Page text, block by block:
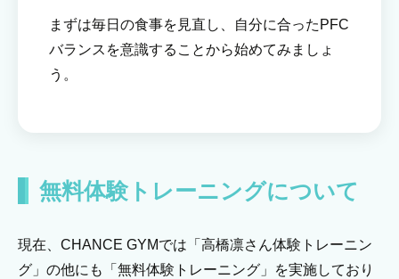
まずは毎日の食事を見直し、自分に合ったPFC
バランスを意識することから始めてみましょ
う。
無料体験トレーニングについて
現在、CHANCE GYMでは「高橋凛さん体験トレーニン
グ」の他にも「無料体験トレーニング」を実施しており